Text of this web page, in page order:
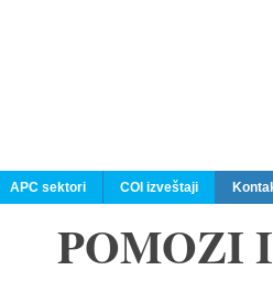
APC sektori COI izveštaji
POMOZI